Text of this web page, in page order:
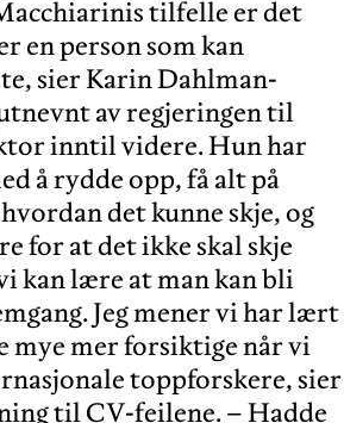
tilfelle er det
en person som kan
sier Karin Dahlman-
av regjeringen til
inntil videre. Hun har
å rydde opp, få alt på
det kunne skje, og
for at det ikke skal skje
kan lære at man kan bli
Jeg mener vi har lært
mye mer forsiktige når vi
toppforskere, sier
til CV-feilene. – Hadde